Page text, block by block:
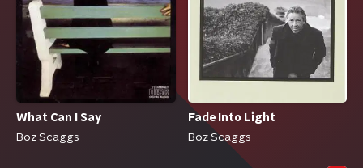
What Can I Say
Boz Scaggs
Fade Into Light
Boz Scaggs